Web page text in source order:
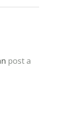
post a